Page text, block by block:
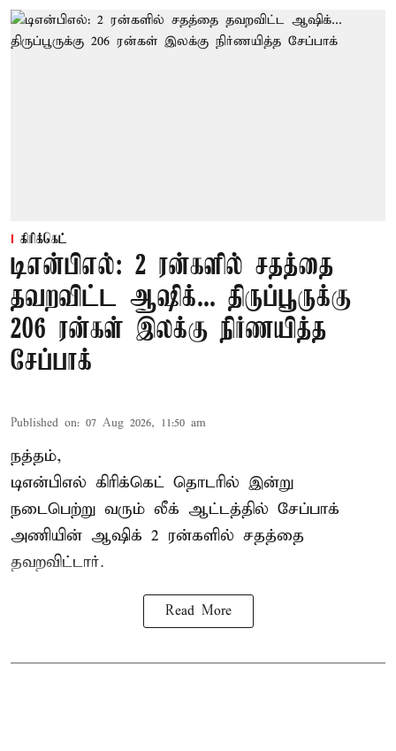
கிரிக்கெட்
டிஎன்பிஎல்: 2 ரன்களில் சதத்தை
தவறவிட்ட ஆஷிக்... திருப்பூருக்கு
206 ரன்கள் இலக்கு நிர்ணயித்த
சேப்பாக்
Published on: 07 Aug 2026, 11:50 am
நத்தம்,
டிஎன்பிஎல் கிரிக்கெட் தொடரில் இன்று
நடைபெற்று வரும் லீக் ஆட்டத்தில் சேப்பாக்
அணியின் ஆஷிக் 2 ரன்களில் சதத்தை
தவறவிட்டார்.
Read More